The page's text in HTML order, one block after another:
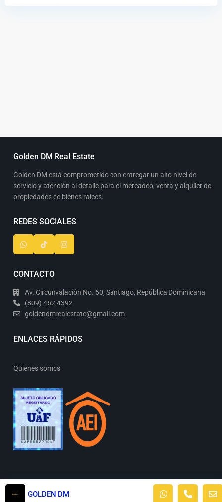
Golden DM Real Estate
Golden DM está comprometido con entregar un alto nivel de
servicio y atención al detalle para el mercadeo, venta y alquiler de
propiedades de bienes raíces.
REDES SOCIALES
CONTACTO
Av. Circunvalación No. 50, Santiago, República Dominicana
(809) 462-4392
goldendmrealestate@gmail.com
ENLACES RÁPIDOS
Quienes somos
Todos los derechos reservados.
GOLDEN DM